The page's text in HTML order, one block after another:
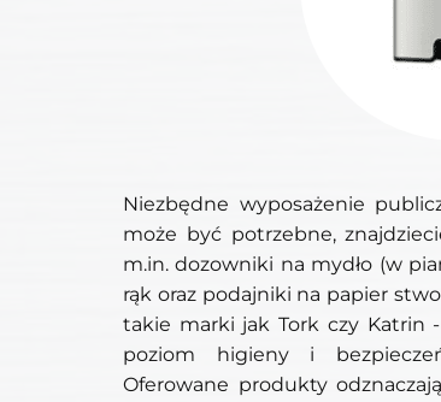
Niezbędne wyposażenie
może być potrzebne,
m.in. dozowniki na mydło (w
rąk oraz podajniki na papier
takie marki jak Tork czy Katrin
poziom higieny i
Oferowane produkty